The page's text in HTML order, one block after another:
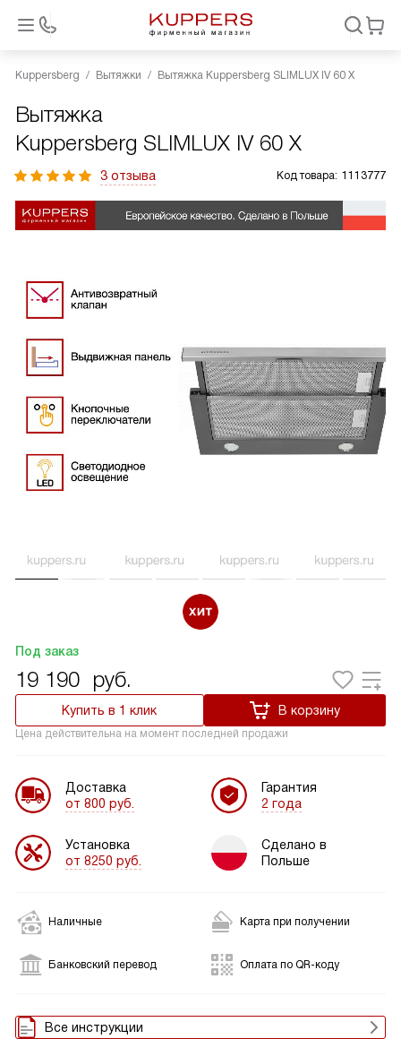
Kuppersberg Вытяжки Вытяжка Kuppersberg SLIMLUX IV 60 X
Вытяжка
Kuppersberg SLIMLUX IV 60 X
3 отзыва Код товара: 1113777
Под заказ
19 190 руб.
Купить в 1 клик В корзину
Цена действительна на момент последней продажи
Доставка
от 800 руб.
Установка
от 8250 руб.
Гарантия
2 года
Сделано в
Польше
Наличные Карта при получении
Банковский перевод Оплата по QR-коду
Все инструкции